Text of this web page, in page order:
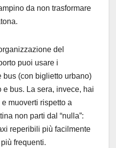
da non trasformare
del
puoi usare i
bus (con biglietto urbano)
bus. La sera, invece, hai
muoverti rispetto a
non parti dal “nulla”:
reperibili più facilmente
frequenti.